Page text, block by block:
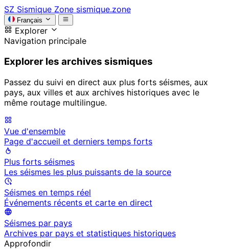
SZ Sismique Zone sismique.zone
Français
Explorer
Navigation principale
Explorer les archives sismiques
Passez du suivi en direct aux plus forts séismes, aux
pays, aux villes et aux archives historiques avec le
même routage multilingue.
Vue d'ensemble
Page d'accueil et derniers temps forts
Plus forts séismes
Les séismes les plus puissants de la source
Séismes en temps réel
Événements récents et carte en direct
Séismes par pays
Archives par pays et statistiques historiques
Approfondir